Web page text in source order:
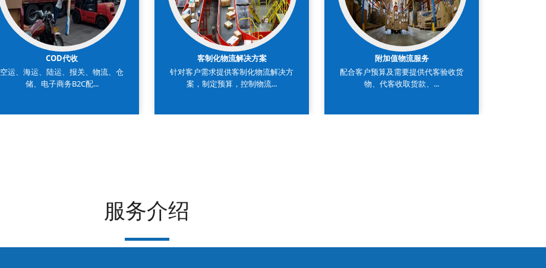
COD代收
空运、海运、陆运、报关、物流、仓
储、电子商务B2C配...
客制化物流解决方案
针对客户需求提供客制化物流解决方
案，制定预算，控制物流...
附加值物流服务
配合客户预算及需要提供代客验收货
物、代客收取货款、...
服务介绍